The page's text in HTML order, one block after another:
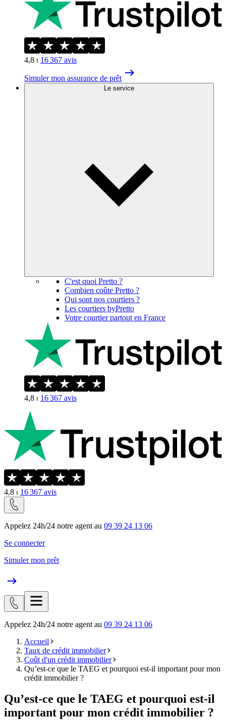
4,8 ⏐ 16 367 avis
Simuler mon assurance de prêt
Le service
C'est quoi Pretto ?
Combien coûte Pretto ?
Qui sont nos courtiers ?
Les courtiers byPretto
Votre courtier partout en France
4,8 ⏐ 16 367 avis
4,8 ⏐ 16 367 avis
Appelez 24h/24 notre agent au 09 39 24 13 06
Se connecter
Simuler mon prêt
Appelez 24h/24 notre agent au 09 39 24 13 06
Accueil
Taux de crédit immobilier
Coût d'un crédit immobilier
Qu’est-ce que le TAEG et pourquoi est-il important pour mon
crédit immobilier ?
Qu’est-ce que le TAEG et pourquoi est-il
important pour mon crédit immobilier ?